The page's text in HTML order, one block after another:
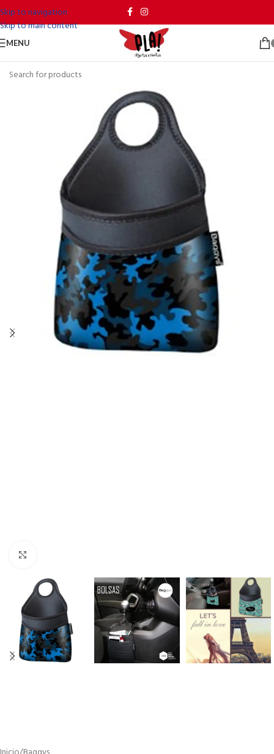
Skip to navigation
Skip to main content
MENU